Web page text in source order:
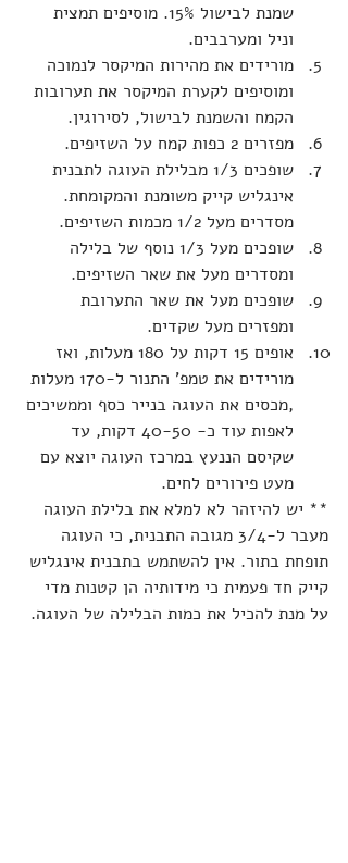
שמנת לבישול 15%. מוסיפים תמצית
וניל ומערבבים.
מורידים את מהירות המיקסר לנמוכה
ומוסיפים לקערת המיקסר את תערובות
הקמח והשמנת לבישול, לסירוגין.
מפזרים 2 כפות קמח על השזיפים.
שופכים 1/3 מבלילת העוגה לתבנית
אינגליש קייק משומנת והמקומחת.
מסדרים מעל 1/2 מכמות השזיפים.
שופכים מעל 1/3 נוסף של בלילה
ומסדרים מעל את שאר השזיפים.
שופכים מעל את שאר התערובת
ומפזרים מעל שקדים.
אופים 15 דקות על 180 מעלות, ואז
מורידים את טמפ' התנור ל-170 מעלות
,מכסים את העוגה בנייר כסף וממשיכים
לאפות עוד כ- 40-50 דקות, עד
שקיסם הננעץ במרכז העוגה יוצא עם
מעט פירורים לחים.
** יש להיזהר לא למלא את בלילת העוגה
מעבר ל-3/4 מגובה התבנית, כי העוגה
תופחת בתור. אין להשתמש בתבנית אינגליש
קייק חד פעמית כי מידותיה הן קטנות מדי
על מנת להכיל את כמות הבלילה של העוגה.